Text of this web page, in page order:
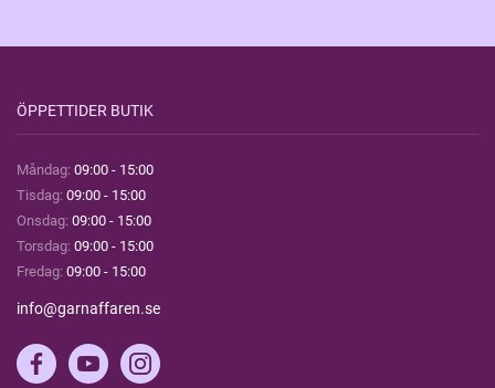
ÖPPETTIDER BUTIK
Måndag: 09:00 - 15:00
Tisdag: 09:00 - 15:00
Onsdag: 09:00 - 15:00
Torsdag: 09:00 - 15:00
Fredag: 09:00 - 15:00
info@garnaffaren.se